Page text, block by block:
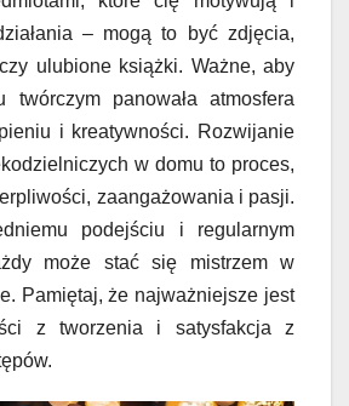
– mogą to być zdjęcia,
ulubione książki. Ważne, aby
panowała atmosfera
i kreatywności. Rozwijanie
w domu to proces,
zaangażowania i pasji.
podejściu i regularnym
może stać się mistrzem w
Pamiętaj, że najważniejsze jest
z tworzenia i satysfakcja z